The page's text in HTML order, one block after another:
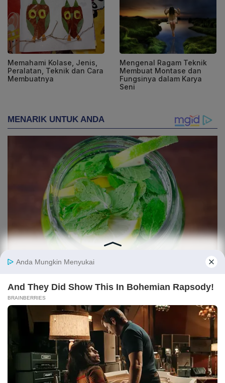
Memahami Kolase, Jenis,
Peralatan, Teknik dan Cara
Membuatnya
Mengenal Ragam Teknik
Membuat Montase dan
Fungsinya dalam Karya
Seni